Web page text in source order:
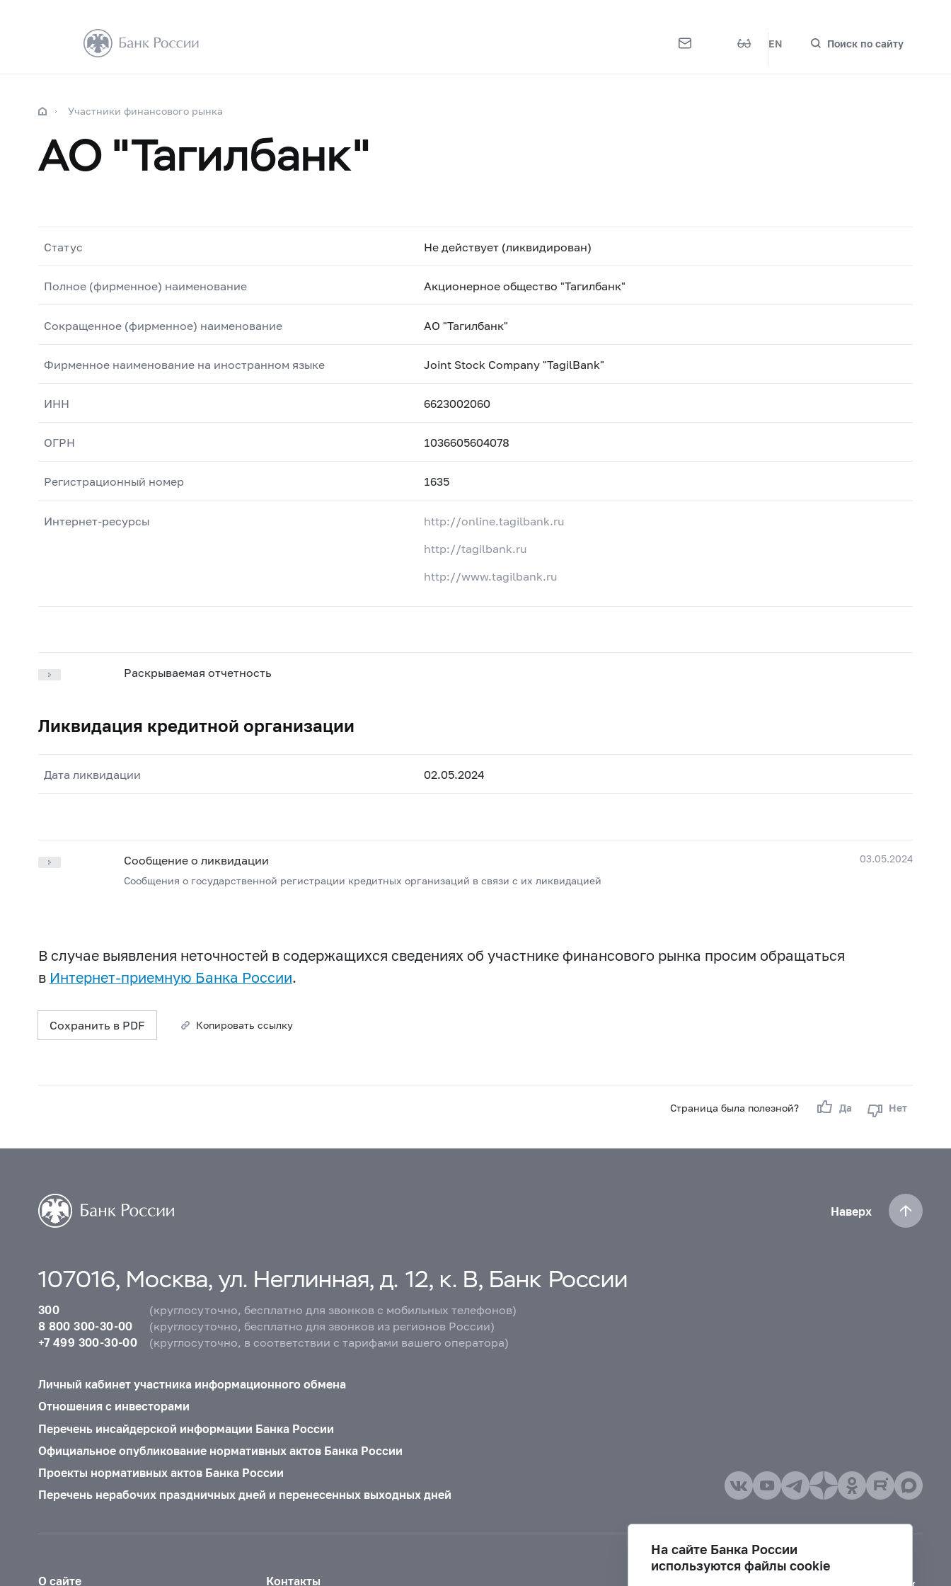
EN Поиск по сайту
Участники финансового рынка
АО "Тагилбанк"
Статус Не действует (ликвидирован)
Полное (фирменное) наименование Акционерное общество "Тагилбанк"
Сокращенное (фирменное) наименование АО "Тагилбанк"
Фирменное наименование на иностранном языке Joint Stock Company "TagilBank"
ИНН 6623002060
ОГРН 1036605604078
Регистрационный номер 1635
Интернет-ресурсы http://online.tagilbank.ru
http://tagilbank.ru
http://www.tagilbank.ru
Раскрываемая отчетность
Ликвидация кредитной организации
Дата ликвидации 02.05.2024
03.05.2024
Сообщение о ликвидации
Сообщения о государственной регистрации кредитных организаций в связи с их ликвидацией
В случае выявления неточностей в содержащихся сведениях об участнике финансового рынка просим обращаться
в Интернет-приемную Банка России.
Сохранить в PDF Копировать ссылку
Страница была полезной? Да Нет
Наверх
107016, Москва, ул. Неглинная, д. 12, к. В, Банк России
300
(круглосуточно, бесплатно для звонков с мобильных телефонов)
8 800 300-30-00
(круглосуточно, бесплатно для звонков из регионов России)
+7 499 300-30-00
(круглосуточно, в соответствии с тарифами вашего оператора)
Личный кабинет участника информационного обмена
Отношения с инвесторами
Перечень инсайдерской информации Банка России
Официальное опубликование нормативных актов Банка России
Проекты нормативных актов Банка России
Перечень нерабочих праздничных дней и перенесенных выходных дней
О сайте Контакты
На сайте Банка России
используются файлы cookie